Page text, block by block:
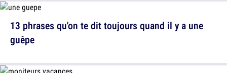
13 phrases qu'on te dit toujours quand il y a une
guêpe